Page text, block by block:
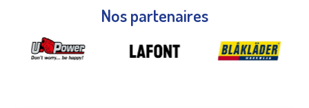
Nos partenaires